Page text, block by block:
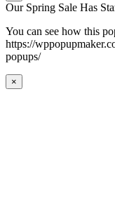
Our Spring Sale Has
You can see how this
https://
popups/
×